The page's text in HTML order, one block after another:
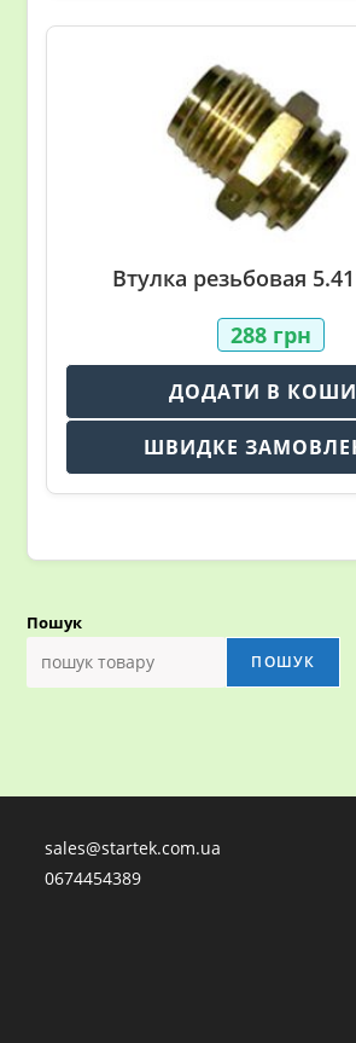
Втулка резьбовая
288 грн
ДОДАТИ В
ШВИДКЕ
Пошук
ПОШУК
sales@startek.com.ua
0674454389